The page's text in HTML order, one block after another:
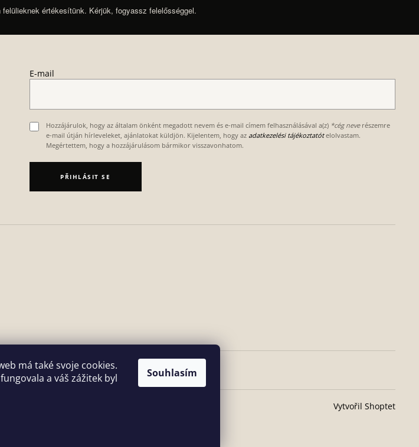
má také svoje cookies.
a váš zážitek byl
Souhlasím
értékesítünk. Kérjük, fogyassz felelősséggel.
E-mail
Hozzájárulok, hogy az általam önként megadott nevem és e-mail címem felhasználásával a(z) *cég neverészemre
e-mail útján hírleveleket, ajánlatokat küldjön. Kijelentem, hogy az adatkezelési tájékoztatót elolvastam.
Megértettem, hogy a hozzájárulásom bármikor visszavonhatom.
PŘIHLÁSIT SE
Vytvořil Shoptet